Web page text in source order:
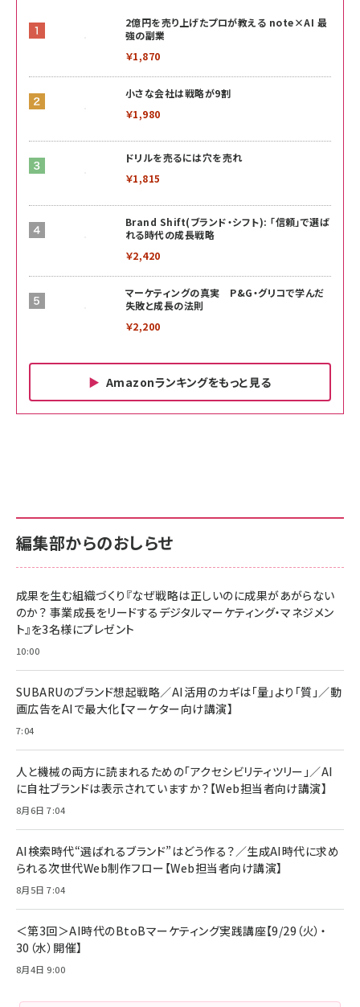
2億円を売り上げたプロが教える note×AI 最
強の副業
￥1,870
小さな会社は戦略が9割
￥1,980
ドリルを売るには穴を売れ
￥1,815
Brand Shift(ブランド・シフト): 「信頼」で選ば
れる時代の成長戦略
￥2,420
マーケティングの真実 P&G・グリコで学んだ
失敗と成長の法則
￥2,200
Amazonランキングをもっと見る
￥880
anan(アンアン)2026/06/24号 No.2500増刊
スペシャルエディション[王道エンタメの矜持／
￥1,100
anan(アンアン)2026/07/08号 No.2502[2026
￥880
ママ投資家が育休中に１億貯めた株式投資
組織の成果を最大化する ルールのデザイン
￥1,980
Amazonランキングをもっと見る
サポート正規品 メーカー保証5年 KLMEA128G
NIMASO ガラスフィルム iPhone 17 用 保護フィ
すい ガイド枠付き いPhone17 (6.3インチ) 対応
2枚セット DSP25F1698
￥1,599
￥6,980
全ワイヤレスイヤホン/アクティブノイズキャンセリ
技術基準適合】ブラック
￥5,990
ケーブル Anker絡まないケーブル 240W 結束バン
ド付き USB PD対応 シリコン素材採用 iPhone
17 / 16 / 15 / Galaxy iPad Pro MacBook
Pro/Air 各種対応 (1.8m ミッドナイトブラック)
￥1,890
サポート正規品 メーカー保証5年 KLMEA128G
Amazon eギフトカード - Amazonロゴ - クラ
￥5,000
Anker PowerLine III Flow USB-C & USB-C
Pro/Air 各種対応 (1.8m ミッドナイトブラック)
￥1,890
サッポロ 生ビール 黒ラベル 350ml 缶 24本 ビー
ル ケース買い【6/30応募〆切! 黒ラベルビヤセラー
￥4,857
編集部からのおしらせ
成果を生む組織づくり『なぜ戦略は正しいのに成果があがらない
のか？ 事業成長をリードするデジタルマーケティング・マネジメン
ト』を3名様にプレゼント
10:00
SUBARUのブランド想起戦略／AI活用のカギは「量」より「質」／動
画広告をAIで最大化【マーケター向け講演】
7:04
人と機械の両方に読まれるための「アクセシビリティツリー」／AI
に自社ブランドは表示されていますか？【Web担当者向け講演】
8月6日 7:04
AI検索時代“選ばれるブランド”はどう作る？／生成AI時代に求め
られる次世代Web制作フロー【Web担当者向け講演】
8月5日 7:04
＜第3回＞AI時代のBtoBマーケティング実践講座【9/29（火）・
30（水）開催】
8月4日 9:00